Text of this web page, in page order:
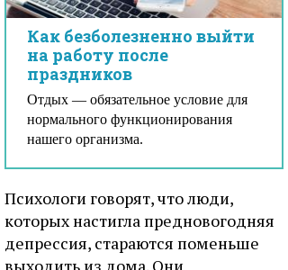
Как безболезненно выйти
на работу после
праздников
Отдых — обязательное условие для
нормального функционирования
нашего организма.
Психологи говорят, что люди,
которых настигла предновогодняя
депрессия, стараются поменьше
выходить из дома. Они